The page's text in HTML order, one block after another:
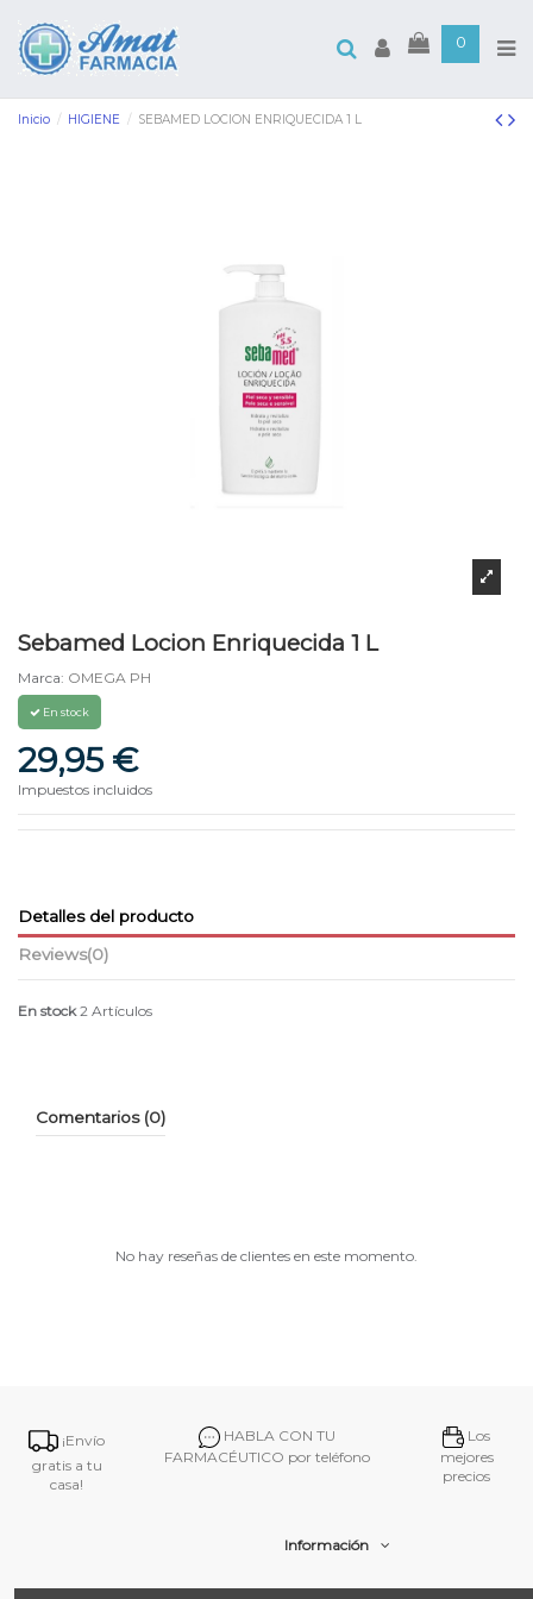
0
Inicio HIGIENE SEBAMED LOCION ENRIQUECIDA 1 L
Sebamed Locion Enriquecida 1 L
Marca: OMEGA PH
En stock
29,95 €
Impuestos incluidos
Detalles del producto
Reviews(0)
En stock 2 Artículos
Comentarios (0)
No hay reseñas de clientes en este momento.
¡Envío
gratis a tu
casa!
HABLA CON TU
FARMACÉUTICO por teléfono
Los
mejores
precios
Información
Contacto